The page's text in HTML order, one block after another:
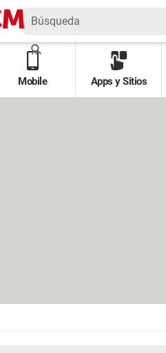
Mobile Apps y Sitios